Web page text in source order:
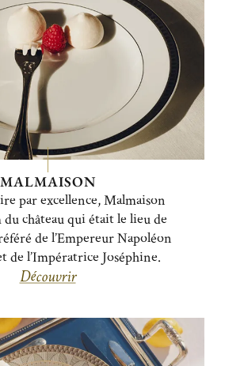
MALMAISON
par excellence, Malmaison
château qui était le lieu de
de l’Empereur Napoléon
de l’Impératrice Joséphine.
Découvrir